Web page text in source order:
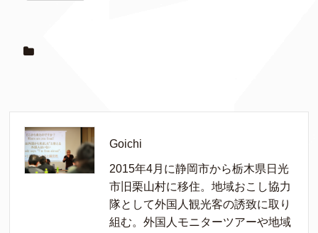
Goichi
2015年4月に静岡市から栃木県日光
市旧栗山村に移住。地域おこし協力
隊として外国人観光客の誘致に取り
組む。外国人モニターツアーや地域